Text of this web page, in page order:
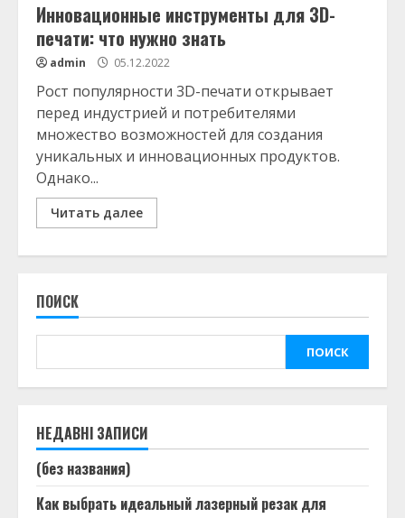
Инновационные инструменты для 3D-
печати: что нужно знать
admin 05.12.2022
Рост популярности 3D-печати открывает
перед индустрией и потребителями
множество возможностей для создания
уникальных и инновационных продуктов.
Однако...
Читать далее
ПОИСК
ПОИСК
НЕДАВНІ ЗАПИСИ
(без названия)
Как выбрать идеальный лазерный резак для